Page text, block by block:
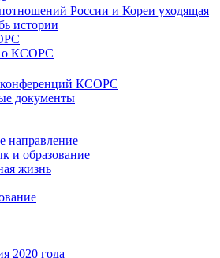
России и Кореи уходящая
истории
о КСОРС
КСОРС
документы
направление
и образование
жизнь
2020 года